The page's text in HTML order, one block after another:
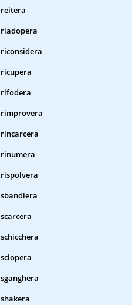
reitera
riadopera
riconsidera
ricupera
rifodera
rimprovera
rincarcera
rinumera
rispolvera
sbandiera
scarcera
schicchera
sciopera
sganghera
shakera